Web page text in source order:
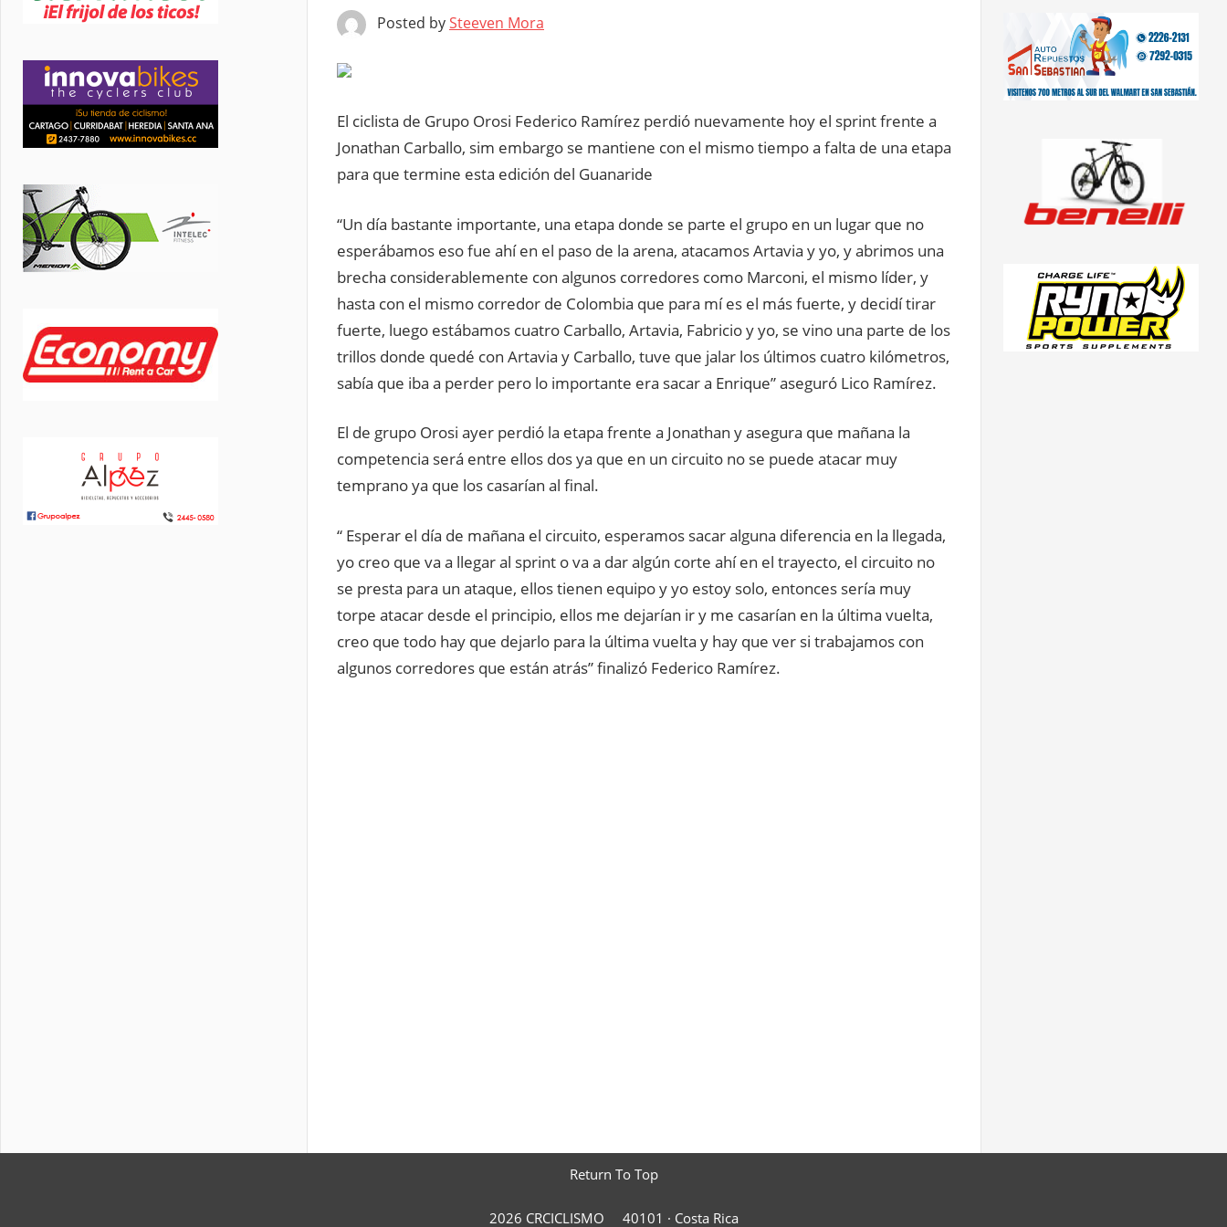
Posted bySteeven Mora
El ciclista de Grupo Orosi Federico Ramírez perdió nuevamente hoy el sprint frente a
Jonathan Carballo, sim embargo se mantiene con el mismo tiempo a falta de una etapa
para que termine esta edición del Guanaride
“Un día bastante importante, una etapa donde se parte el grupo en un lugar que no
esperábamos eso fue ahí en el paso de la arena, atacamos Artavia y yo, y abrimos una
brecha considerablemente con algunos corredores como Marconi, el mismo líder, y
hasta con el mismo corredor de Colombia que para mí es el más fuerte, y decidí tirar
fuerte, luego estábamos cuatro Carballo, Artavia, Fabricio y yo, se vino una parte de los
trillos donde quedé con Artavia y Carballo, tuve que jalar los últimos cuatro kilómetros,
sabía que iba a perder pero lo importante era sacar a Enrique” aseguró Lico Ramírez.
El de grupo Orosi ayer perdió la etapa frente a Jonathan y asegura que mañana la
competencia será entre ellos dos ya que en un circuito no se puede atacar muy
temprano ya que los casarían al final.
“ Esperar el día de mañana el circuito, esperamos sacar alguna diferencia en la llegada,
yo creo que va a llegar al sprint o va a dar algún corte ahí en el trayecto, el circuito no
se presta para un ataque, ellos tienen equipo y yo estoy solo, entonces sería muy
torpe atacar desde el principio, ellos me dejarían ir y me casarían en la última vuelta,
creo que todo hay que dejarlo para la última vuelta y hay que ver si trabajamos con
algunos corredores que están atrás” finalizó Federico Ramírez.
Return To Top
2026 CRCICLISMO 40101 · Costa Rica